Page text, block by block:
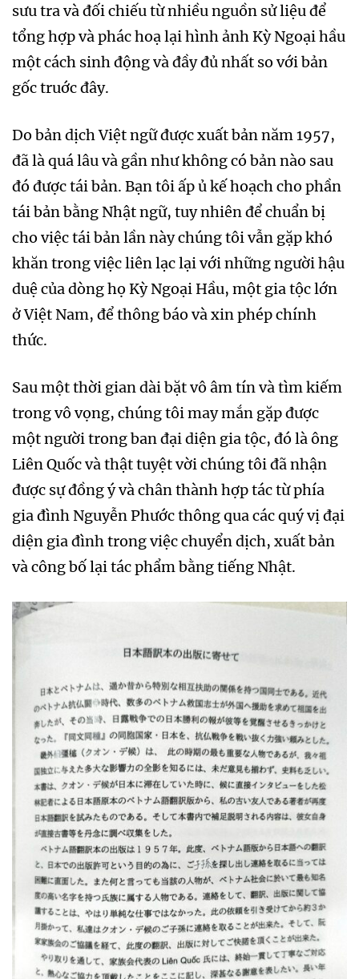
sưu tra và đối chiếu từ nhiều nguồn sử liệu để
tổng hợp và phác hoạ lại hình ảnh Kỳ Ngoại hầu
một cách sinh động và đầy đủ nhất so với bản
gốc truớc đây.
Do bản dịch Việt ngữ được xuất bản năm 1957,
đã là quá lâu và gần như không có bản nào sau
đó được tái bản. Bạn tôi ấp ủ kế hoạch cho phần
tái bản bằng Nhật ngữ, tuy nhiên để chuẩn bị
cho việc tái bản lần này chúng tôi vẫn gặp khó
khăn trong việc liên lạc lại với những người hậu
duệ của dòng họ Kỳ Ngoại Hầu, một gia tộc lớn
ở Việt Nam, để thông báo và xin phép chính
thức.
Sau một thời gian dài bặt vô âm tín và tìm kiếm
trong vô vọng, chúng tôi may mắn gặp được
một người trong ban đại diện gia tộc, đó là ông
Liên Quốc và thật tuyệt vời chúng tôi đã nhận
được sự đồng ý và chân thành hợp tác từ phía
gia đình Nguyễn Phước thông qua các quý vị đại
diện gia đình trong việc chuyển dịch, xuất bản
và công bố lại tác phẩm bằng tiếng Nhật.